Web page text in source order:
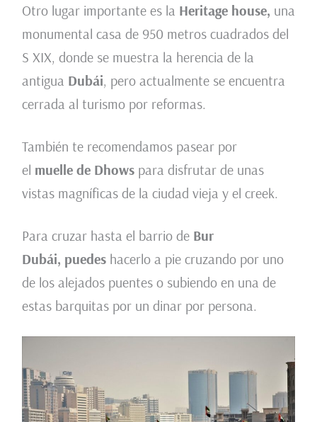
Otro lugar importante es la Heritage house, una
monumental casa de 950 metros cuadrados del
S XIX, donde se muestra la herencia de la
antigua Dubái, pero actualmente se encuentra
cerrada al turismo por reformas.
También te recomendamos pasear por
el muelle de Dhows para disfrutar de unas
vistas magníficas de la ciudad vieja y el creek.
Para cruzar hasta el barrio de Bur
Dubái, puedeshacerlo a pie cruzando por uno
de los alejados puentes o subiendo en una de
estas barquitas por un dinar por persona.